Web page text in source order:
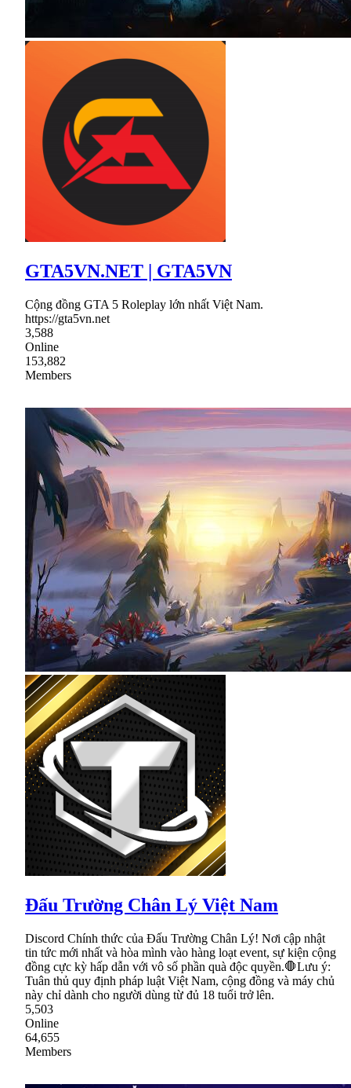
GTA5VN.NET | GTA5VN
Cộng đồng GTA 5 Roleplay lớn nhất Việt Nam.
https://gta5vn.net
3,588
Online
153,882
Members
Đấu Trường Chân Lý Việt Nam
Discord Chính thức của Đấu Trường Chân Lý! Nơi cập nhật
tin tức mới nhất và hòa mình vào hàng loạt event, sự kiện cộng
đồng cực kỳ hấp dẫn với vô số phần quà độc quyền.🛑Lưu ý:
Tuân thủ quy định pháp luật Việt Nam, cộng đồng và máy chủ
này chỉ dành cho người dùng từ đủ 18 tuổi trở lên.
5,503
Online
64,655
Members